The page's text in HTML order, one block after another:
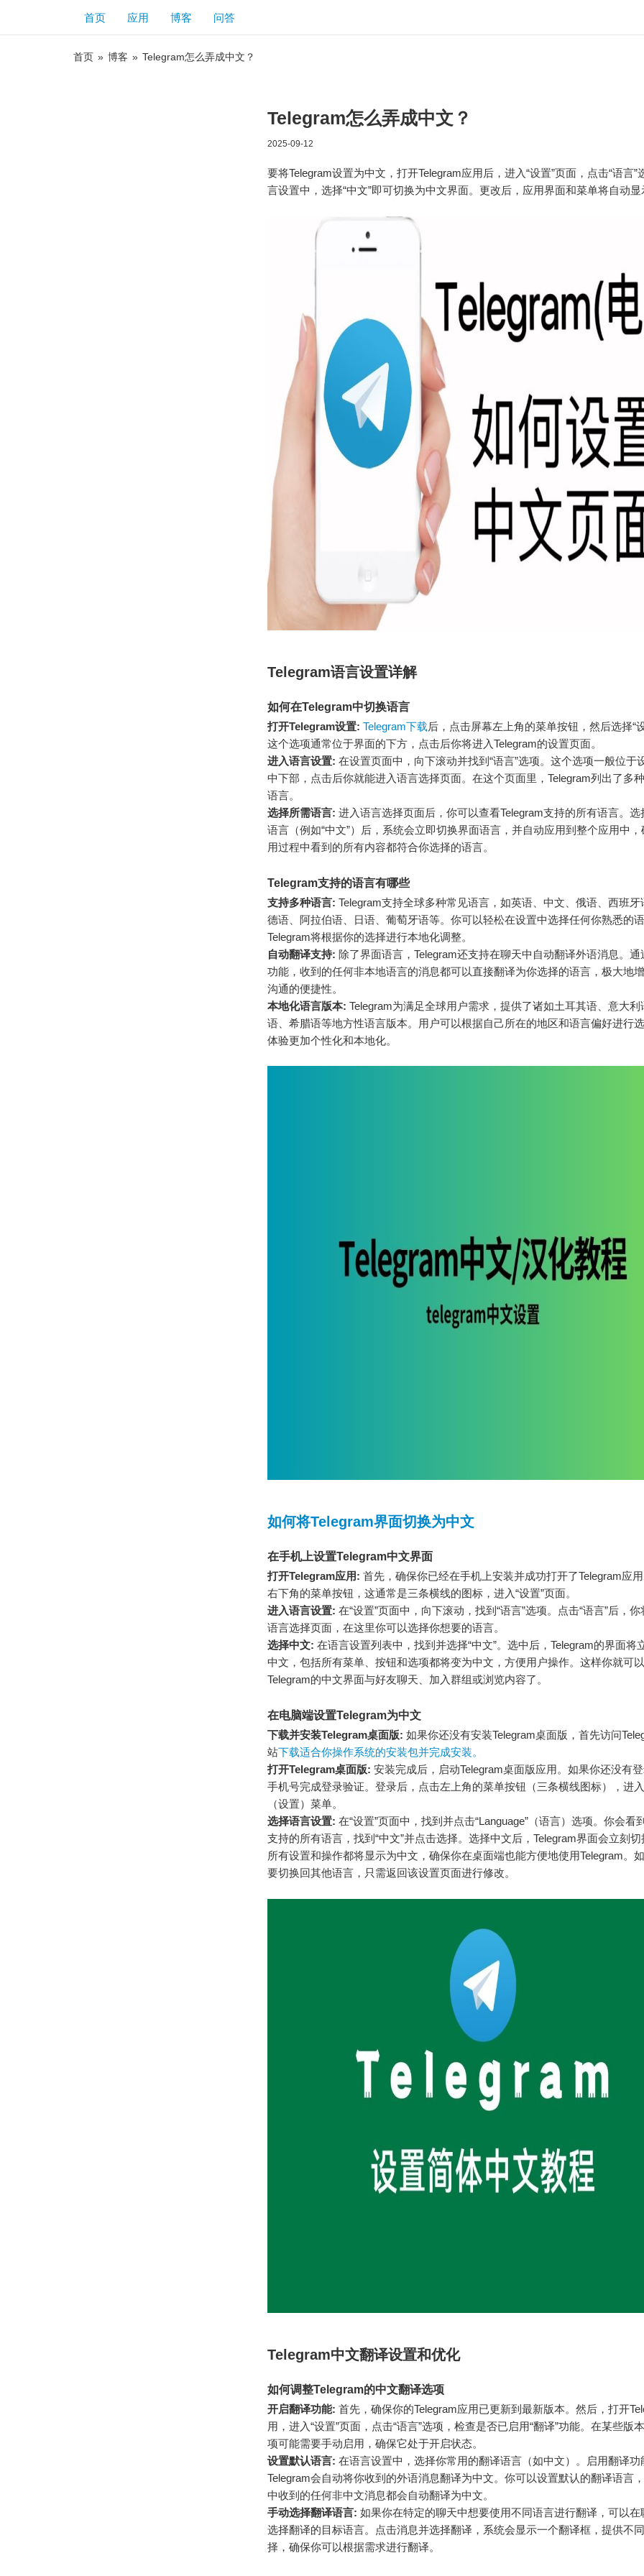
首页 应用 博客 问答
首页 » 博客 » Telegram怎么弄成中文？
Telegram怎么弄成中文？
2025-09-12
要将Telegram设置为中文，打开Telegram应用后，进入“设置”页面，点击“语言”
言设置中，选择“中文”即可切换为中文界面。更改后，应用界面和菜单将自动显
Telegram语言设置详解
如何在Telegram中切换语言
打开Telegram设置: Telegram下载后，点击屏幕左上角的菜单按钮，然后选择“设
这个选项通常位于界面的下方，点击后你将进入Telegram的设置页面。
进入语言设置: 在设置页面中，向下滚动并找到“语言”选项。这个选项一般位于
中下部，点击后你就能进入语言选择页面。在这个页面里，Telegram列出了多
语言。
选择所需语言: 进入语言选择页面后，你可以查看Telegram支持的所有语言。选
语言（例如“中文”）后，系统会立即切换界面语言，并自动应用到整个应用中
用过程中看到的所有内容都符合你选择的语言。
Telegram支持的语言有哪些
支持多种语言: Telegram支持全球多种常见语言，如英语、中文、俄语、西班牙
德语、阿拉伯语、日语、葡萄牙语等。你可以轻松在设置中选择任何你熟悉的语
Telegram将根据你的选择进行本地化调整。
自动翻译支持: 除了界面语言，Telegram还支持在聊天中自动翻译外语消息。通
功能，收到的任何非本地语言的消息都可以直接翻译为你选择的语言，极大地
沟通的便捷性。
本地化语言版本: Telegram为满足全球用户需求，提供了诸如土耳其语、意大利
语、希腊语等地方性语言版本。用户可以根据自己所在的地区和语言偏好进行
体验更加个性化和本地化。
如何将Telegram界面切换为中文
在手机上设置Telegram中文界面
打开Telegram应用: 首先，确保你已经在手机上安装并成功打开了Telegram应
右下角的菜单按钮，这通常是三条横线的图标，进入“设置”页面。
进入语言设置: 在“设置”页面中，向下滚动，找到“语言”选项。点击“语言”后，
语言选择页面，在这里你可以选择你想要的语言。
选择中文: 在语言设置列表中，找到并选择“中文”。选中后，Telegram的界面将
中文，包括所有菜单、按钮和选项都将变为中文，方便用户操作。这样你就可
Telegram的中文界面与好友聊天、加入群组或浏览内容了。
在电脑端设置Telegram为中文
下载并安装Telegram桌面版: 如果你还没有安装Telegram桌面版，首先访问
站下载适合你操作系统的安装包并完成安装。
打开Telegram桌面版: 安装完成后，启动Telegram桌面版应用。如果你还没有
手机号完成登录验证。登录后，点击左上角的菜单按钮（三条横线图标），进入
（设置）菜单。
选择语言设置: 在“设置”页面中，找到并点击“Language”（语言）选项。你会看
支持的所有语言，找到“中文”并点击选择。选择中文后，Telegram界面会立刻切
所有设置和操作都将显示为中文，确保你在桌面端也能方便地使用Telegram。
要切换回其他语言，只需返回该设置页面进行修改。
Telegram中文翻译设置和优化
如何调整Telegram的中文翻译选项
开启翻译功能: 首先，确保你的Telegram应用已更新到最新版本。然后，打开
用，进入“设置”页面，点击“语言”选项，检查是否已启用“翻译”功能。在某些版
项可能需要手动启用，确保它处于开启状态。
设置默认语言: 在语言设置中，选择你常用的翻译语言（如中文）。启用翻译功
Telegram会自动将你收到的外语消息翻译为中文。你可以设置默认的翻译语言
中收到的任何非中文消息都会自动翻译为中文。
手动选择翻译语言: 如果你在特定的聊天中想要使用不同语言进行翻译，可以在
选择翻译的目标语言。点击消息并选择翻译，系统会显示一个翻译框，提供不
择，确保你可以根据需求进行翻译。